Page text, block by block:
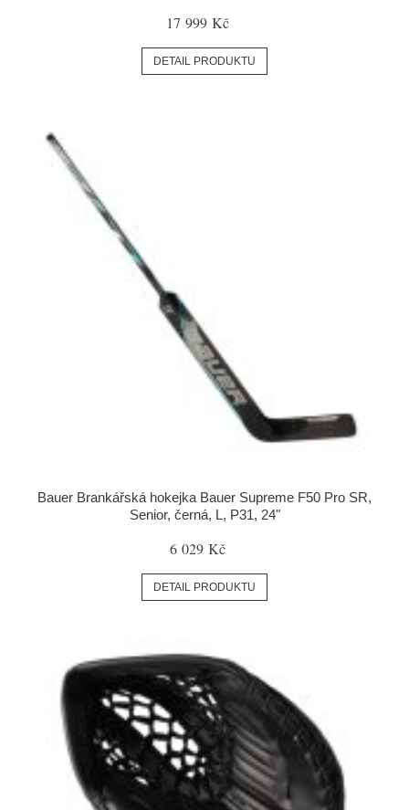
17 999 Kč
DETAIL PRODUKTU
Bauer Brankářská hokejka Bauer Supreme F50 Pro SR,
Senior, černá, L, P31, 24"
6 029 Kč
DETAIL PRODUKTU